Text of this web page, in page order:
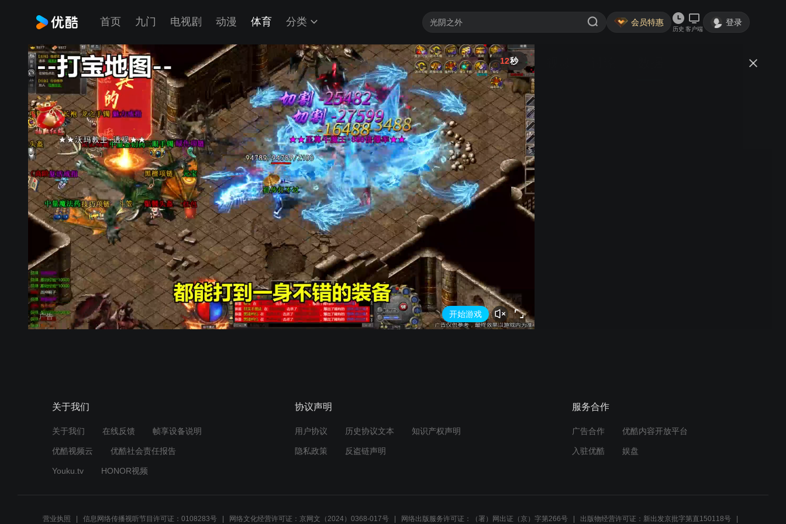
首页 九门 电视剧 动漫 体育 分类 会员特惠
历史 客户端
登录
12秒
开始游戏
广告
关于我们
关于我们 在线反馈 帧享设备说明
优酷视频云 优酷社会责任报告
Youku.tv HONOR视频
协议声明
用户协议 历史协议文本 知识产权声明
隐私政策 反盗链声明
服务合作
广告合作 优酷内容开放平台
入驻优酷 娱盘
营业执照 信息网络传播视听节目许可证：0108283号 网络文化经营许可证：京网文（2024）0368-017号 网络出版服务许可证：（署）网出证（京）字第266号 出版物经营许可证：新出发京批字第直150118号